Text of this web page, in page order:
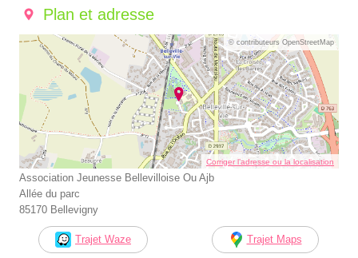
Plan et adresse
© contributeurs OpenStreetMap
Corriger l’adresse ou la localisation
Association Jeunesse Bellevilloise Ou Ajb
Allée du parc
85170 Bellevigny
Trajet Waze Trajet Maps